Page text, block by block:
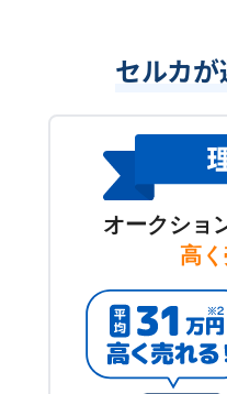
セルカ
オークショ
高